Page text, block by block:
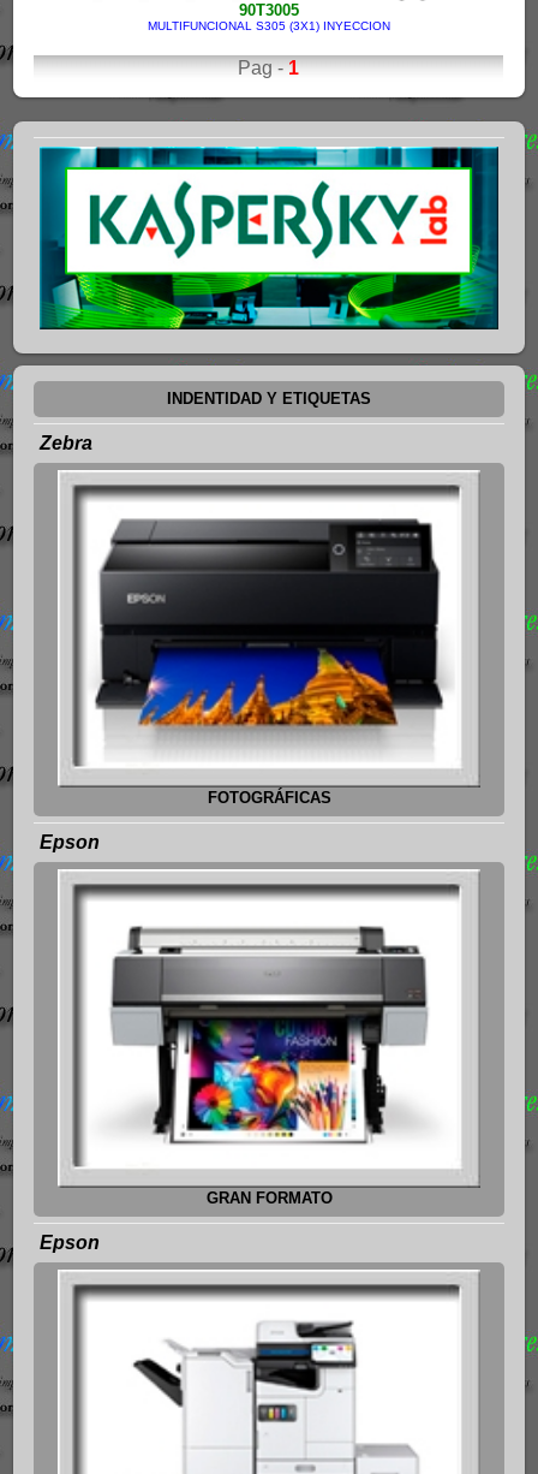
90T3005
MULTIFUNCIONAL S305 (3X1) INYECCION
Pag -1
INDENTIDAD Y ETIQUETAS
Zebra
FOTOGRÁFICAS
Epson
GRAN FORMATO
Epson